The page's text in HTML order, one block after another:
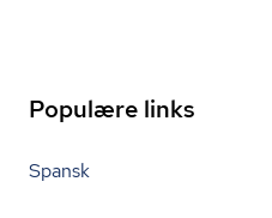
Populære links
Spansk